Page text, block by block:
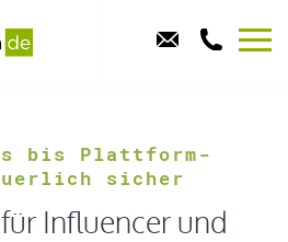
bis Plattform-
sicher
Influencer und